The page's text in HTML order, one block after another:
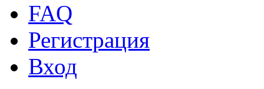
FAQ
Регистрация
Вход